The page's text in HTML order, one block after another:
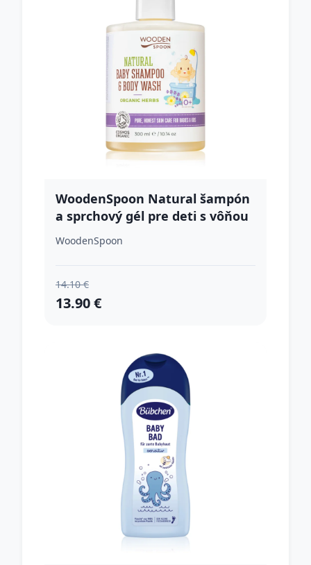
WoodenSpoon Natural šampón
a sprchový gél pre deti s vôňou
levandule 300 ml
WoodenSpoon
14.10 €
13.90 €